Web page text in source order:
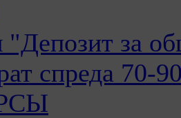
"Депозит за
спреда 70-